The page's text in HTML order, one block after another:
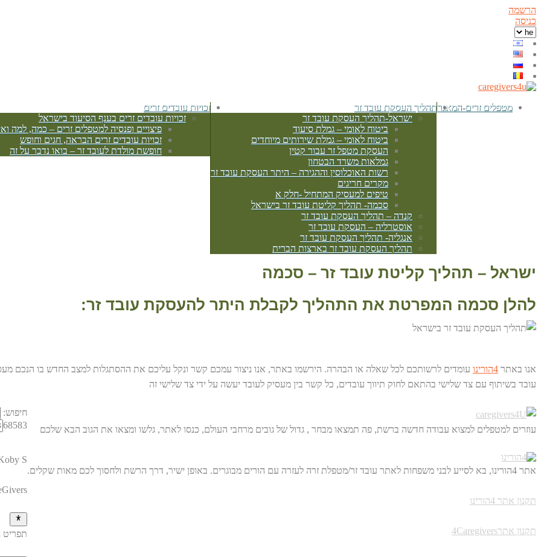
הרשמה
כניסה
מטפלים זרים-המאגרתהליך העסקת עובד זר
ישראל-תהליך העסקת עובד זר
ביטוח לאומי – גמלת סיעוד
ביטוח לאומי – גמלת שירותים מיוחדים
העסקת מטפל זר עבור קטין
גמלאות משרד הבטחון
רשות האוכלוסין וההגירה – היתר העסקת עובד זר
מקרים חריגים
טיפים למעסיק המתחיל -חלק א
סכמה- תהליך קליטת עובד זר בישראל
קנדה – תהליך העסקת עובד זר
אוסטרליה – העסקת עובד זר
אנגליה- תהליך העסקת עובד זר
תהליך העסקת עובד זר בארצות הברית
זכויות עובדים זרים
זכויות עובדים זרים בענף הסיעוד בישראל
פיצויים ופנסיה למטפלים זרים – כמה, למה
זכויות עובדים זרים הבראה, חגים וחופש
חופשת מולדת לעובד זר – בואו נדבר על זה
ישראל – תהליך קליטת עובד זר – סכמה
להלן סכמה המפרטת את התהליך לקבלת היתר להעסקת עובד זר:
אנו באתר 4הורינו
עובד בשיתוף עם צד שלישי בהתאם לחוק תיווך עובדים, כל קשר בין מעסיק לעובד יעשה על ידי צד שלישי זה
עוזרים למטפלים למצוא עבודה חדשה ברשת, פה תמצאו מבחר , גדול של גובים מרחבי העולם, כנסו לאתר, גלשו ומצאו את הגוב הבא שלכם
אתר 4הורינו, בא לסייע לבני משפחות לאתר עובד זר/מטפלת זרה לעזרה עם הורים מבוגרים. באופן ישיר, דרך הרשת ולחסוך לכם מאות שקלים.
תקנון אתר 4הורינו
תקנון אתר4Caregivers
חיפוש:
68583
S
תפריט